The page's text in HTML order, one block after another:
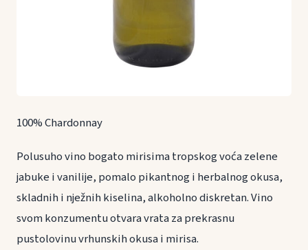
100% Chardonnay
Polusuho vino bogato mirisima tropskog voća zelene
jabuke i vanilije, pomalo pikantnog i herbalnog okusa,
skladnih i nježnih kiselina, alkoholno diskretan. Vino
svom konzumentu otvara vrata za prekrasnu
pustolovinu vrhunskih okusa i mirisa.